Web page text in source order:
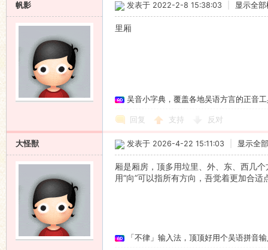
帆影 发表于 2022-2-8 15:38:03 显示全部
里厢
吴音小字典，覆盖各地吴语方言的正音
回复 支持 反对
大怪獣 发表于 2026-4-22 15:11:03 显示全
厢是厢房，顶多用垃里、外、东、西几个
用“向”可以指所有方向，吾觉着更加合适
「不律」输入法，顶顶好用个吴语拼音